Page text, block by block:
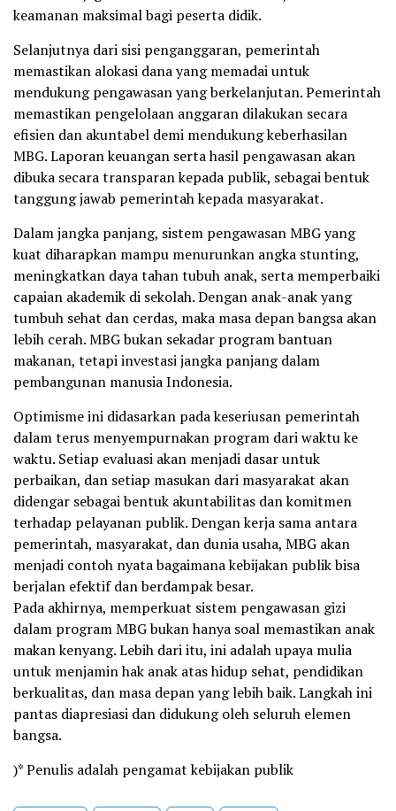
keamanan maksimal bagi peserta didik.
Selanjutnya dari sisi penganggaran, pemerintah
memastikan alokasi dana yang memadai untuk
mendukung pengawasan yang berkelanjutan. Pemerintah
memastikan pengelolaan anggaran dilakukan secara
efisien dan akuntabel demi mendukung keberhasilan
MBG. Laporan keuangan serta hasil pengawasan akan
dibuka secara transparan kepada publik, sebagai bentuk
tanggung jawab pemerintah kepada masyarakat.
Dalam jangka panjang, sistem pengawasan MBG yang
kuat diharapkan mampu menurunkan angka stunting,
meningkatkan daya tahan tubuh anak, serta memperbaiki
capaian akademik di sekolah. Dengan anak-anak yang
tumbuh sehat dan cerdas, maka masa depan bangsa akan
lebih cerah. MBG bukan sekadar program bantuan
makanan, tetapi investasi jangka panjang dalam
pembangunan manusia Indonesia.
Optimisme ini didasarkan pada keseriusan pemerintah
dalam terus menyempurnakan program dari waktu ke
waktu. Setiap evaluasi akan menjadi dasar untuk
perbaikan, dan setiap masukan dari masyarakat akan
didengar sebagai bentuk akuntabilitas dan komitmen
terhadap pelayanan publik. Dengan kerja sama antara
pemerintah, masyarakat, dan dunia usaha, MBG akan
menjadi contoh nyata bagaimana kebijakan publik bisa
berjalan efektif dan berdampak besar.
Pada akhirnya, memperkuat sistem pengawasan gizi
dalam program MBG bukan hanya soal memastikan anak
makan kenyang. Lebih dari itu, ini adalah upaya mulia
untuk menjamin hak anak atas hidup sehat, pendidikan
berkualitas, dan masa depan yang lebih baik. Langkah ini
pantas diapresiasi dan didukung oleh seluruh elemen
bangsa.
)* Penulis adalah pengamat kebijakan publik